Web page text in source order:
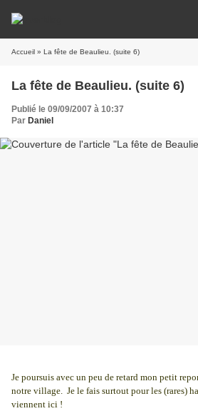
Accueil » La fête de Beaulieu. (suite 6)
La fête de Beaulieu. (suite 6)
Publié le 09/09/2007 à 10:37
Par Daniel
Je poursuis avec un peu de retard mon petit
notre village. Je le fais surtout pour les (rares)
viennent ici !